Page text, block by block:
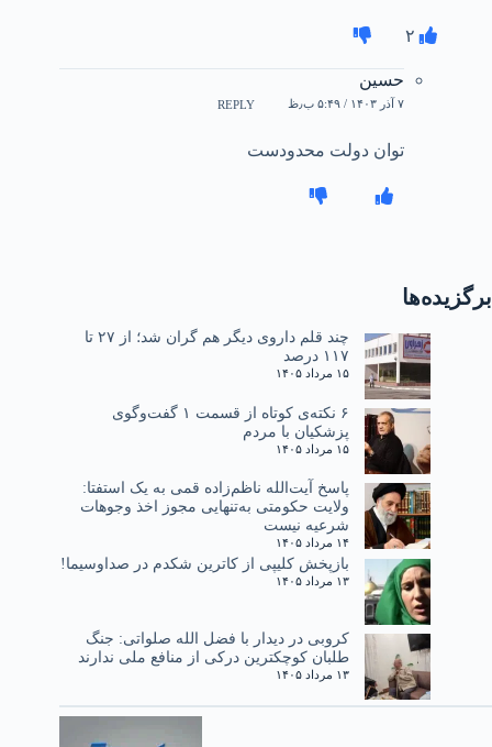
۲
حسین
۷ آذر ۱۴۰۳ / ۵:۴۹ ب٫ظ REPLY
توان دولت محدودست
برگزیده‌ها
چند قلم داروی دیگر هم گران شد؛ از ۲۷ تا
۱۱۷ درصد
۱۵ مرداد ۱۴۰۵
۶ نکته‌ی کوتاه از قسمت ۱ گفت‌وگوی
پزشکیان با مردم
۱۵ مرداد ۱۴۰۵
پاسخ آیت‌الله ناظم‌زاده قمی به یک استفتا:
ولایت حکومتی به‌تنهایی مجوز اخذ وجوهات
شرعیه نیست
۱۴ مرداد ۱۴۰۵
بازپخش کلیپی از کاترین شکدم در صداوسیما!
۱۳ مرداد ۱۴۰۵
کروبی در دیدار با فضل الله صلواتی: جنگ
طلبان کوچکترین درکی از منافع ملی ندارند
۱۳ مرداد ۱۴۰۵